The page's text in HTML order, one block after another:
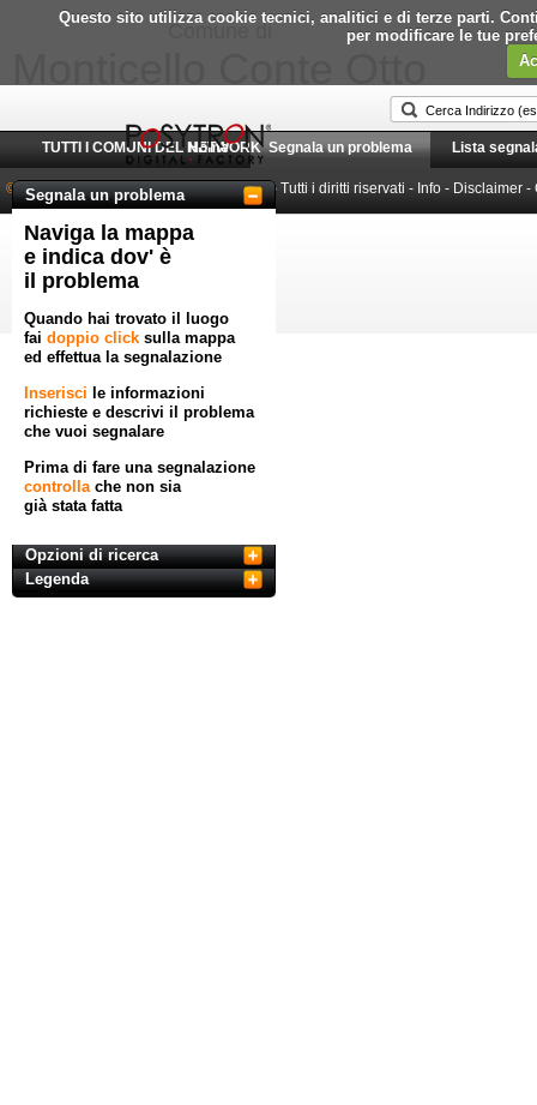
Questo sito utilizza cookie tecnici, analitici e di terze parti.
per modificare le tue
TUTTI I COMUNI DEL NETWORK
Home Segnala un problema Lista
Segnala un problema
Naviga la mappa
e indica dov' è
il problema
Quando hai trovato il luogo
fai doppio click sulla mappa
ed effettua la segnalazione
Inserisci le informazioni
richieste e descrivi il problema
che vuoi segnalare
Prima di fare una segnalazione
controllache non sia
già stata fatta
Opzioni di ricerca
Legenda
© 2010-2026 Posytron Engineering S.r.l.- Tutti i diritti riservati - Info - Disclaimer -
Powered by GeoWorkflow